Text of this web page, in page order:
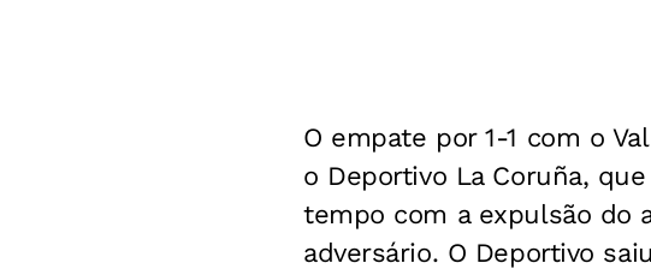
O empate por 1-1 com o
o Deportivo La Coruña,
tempo com a expulsão do
adversário. O Deportivo